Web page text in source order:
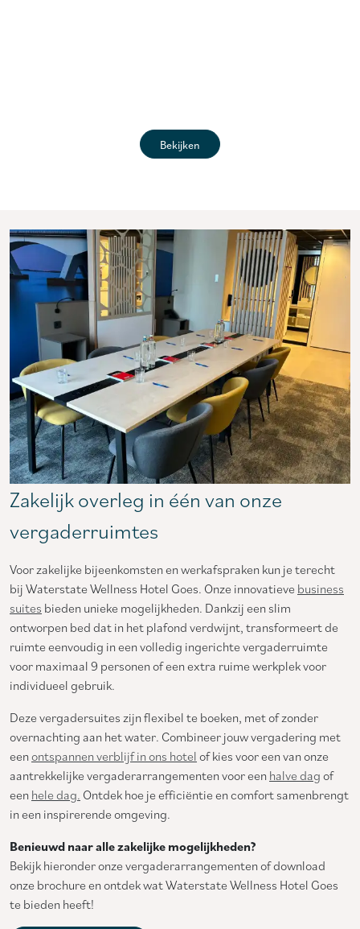
Bekijken
Zakelijk overleg in één van onze
vergaderruimtes
Voor zakelijke bijeenkomsten en werkafspraken kun je terecht
bij Waterstate Wellness Hotel Goes. Onze innovatieve business
suites bieden unieke mogelijkheden. Dankzij een slim
ontworpen bed dat in het plafond verdwijnt, transformeert de
ruimte eenvoudig in een volledig ingerichte vergaderruimte
voor maximaal 9 personen of een extra ruime werkplek voor
individueel gebruik.
Deze vergadersuites zijn flexibel te boeken, met of zonder
overnachting aan het water. Combineer jouw vergadering met
een ontspannen verblijf in ons hotel of kies voor een van onze
aantrekkelijke vergaderarrangementen voor een halve dag of
een hele dag. Ontdek hoe je efficiëntie en comfort samenbrengt
in een inspirerende omgeving.
Benieuwd naar alle zakelijke mogelijkheden?
Bekijk hieronder onze vergaderarrangementen of download
onze brochure en ontdek wat Waterstate Wellness Hotel Goes
te bieden heeft!